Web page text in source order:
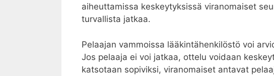
aiheuttamissa keskeytyksissä viranomaiset
turvallista jatkaa.
Pelaajan vammoissa lääkintähenkilöstö voi
Jos pelaaja ei voi jatkaa, ottelu voidaan
katsotaan sopiviksi, viranomaiset antavat